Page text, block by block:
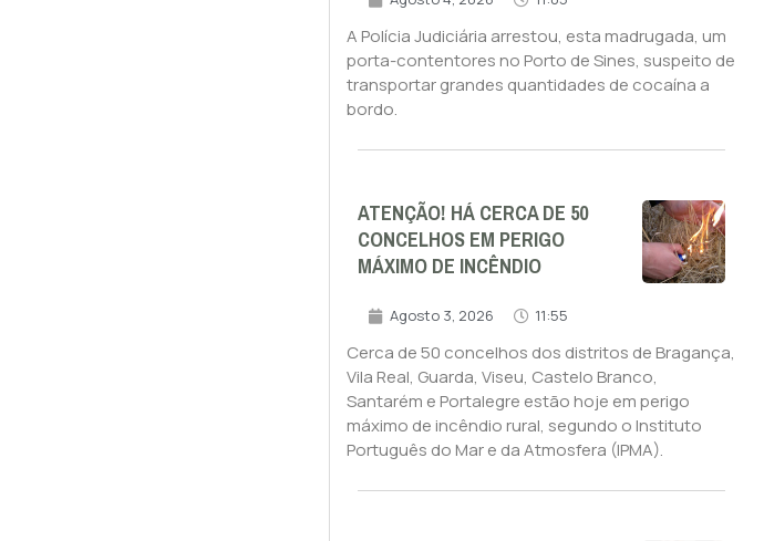
A Polícia Judiciária arrestou, esta madrugada, um
porta-contentores no Porto de Sines, suspeito de
transportar grandes quantidades de cocaína a
bordo.
ATENÇÃO! HÁ CERCA DE 50
CONCELHOS EM PERIGO
MÁXIMO DE INCÊNDIO
Agosto 3, 2026 11:55
Cerca de 50 concelhos dos distritos de Bragança,
Vila Real, Guarda, Viseu, Castelo Branco,
Santarém e Portalegre estão hoje em perigo
máximo de incêndio rural, segundo o Instituto
Português do Mar e da Atmosfera (IPMA).